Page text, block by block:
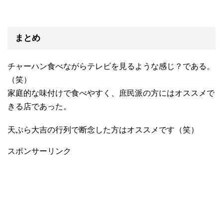
まとめ
チャーハン食べながらテレビを見るような感じ？である。
（笑）
家庭的な味付けで食べやすく、庶民派の方にはオススメで
きる店であった。
天ぷら大吉の行列で断念した方はオススメです（笑）
スポンサーリンク